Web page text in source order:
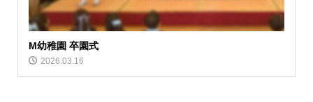
M幼稚園 卒園式
2026.03.16